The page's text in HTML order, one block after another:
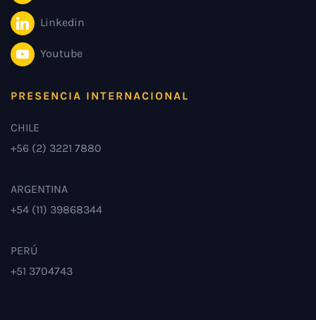
Linkedin
Youtube
PRESENCIA INTERNACIONAL
CHILE
+56 (2) 3221 7880
ARGENTINA
+54 (11) 39868344
PERÚ
+51 3704743